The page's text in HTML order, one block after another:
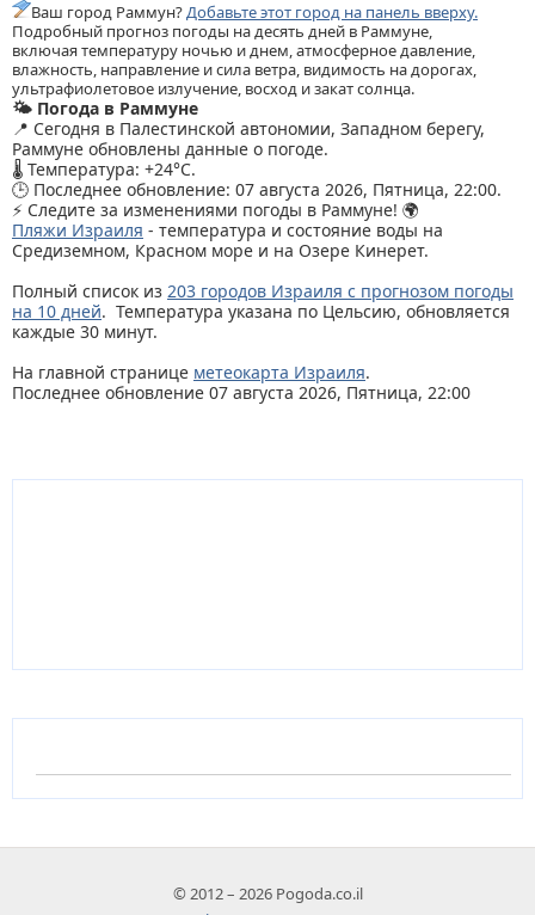
Ваш город Раммун?Добавьте этот город на панель вверху.
Подробный прогноз погоды на десять дней в Раммуне,
включая температуру ночью и днем, атмосферное давление,
влажность, направление и сила ветра, видимость на дорогах,
ультрафиолетовое излучение, восход и закат солнца.
🌤️ Погода в Раммуне
📍 Сегодня в Палестинской автономии, Западном берегу,
Раммуне обновлены данные о погоде.
🌡️ Температура: +24°C.
🕒 Последнее обновление: 07 августа 2026, Пятница, 22:00.
⚡ Следите за изменениями погоды в Раммуне! 🌍
Пляжи Израиля - температура и состояние воды на
Средиземном, Красном море и на Озере Кинерет.
Полный список из 203 городов Израиля с прогнозом погоды
на 10 дней. Температура указана по Цельсию, обновляется
каждые 30 минут.
На главной странице метеокарта Израиля.
Последнее обновление 07 августа 2026, Пятница, 22:00
© 2012 – 2026 Pogoda.co.il